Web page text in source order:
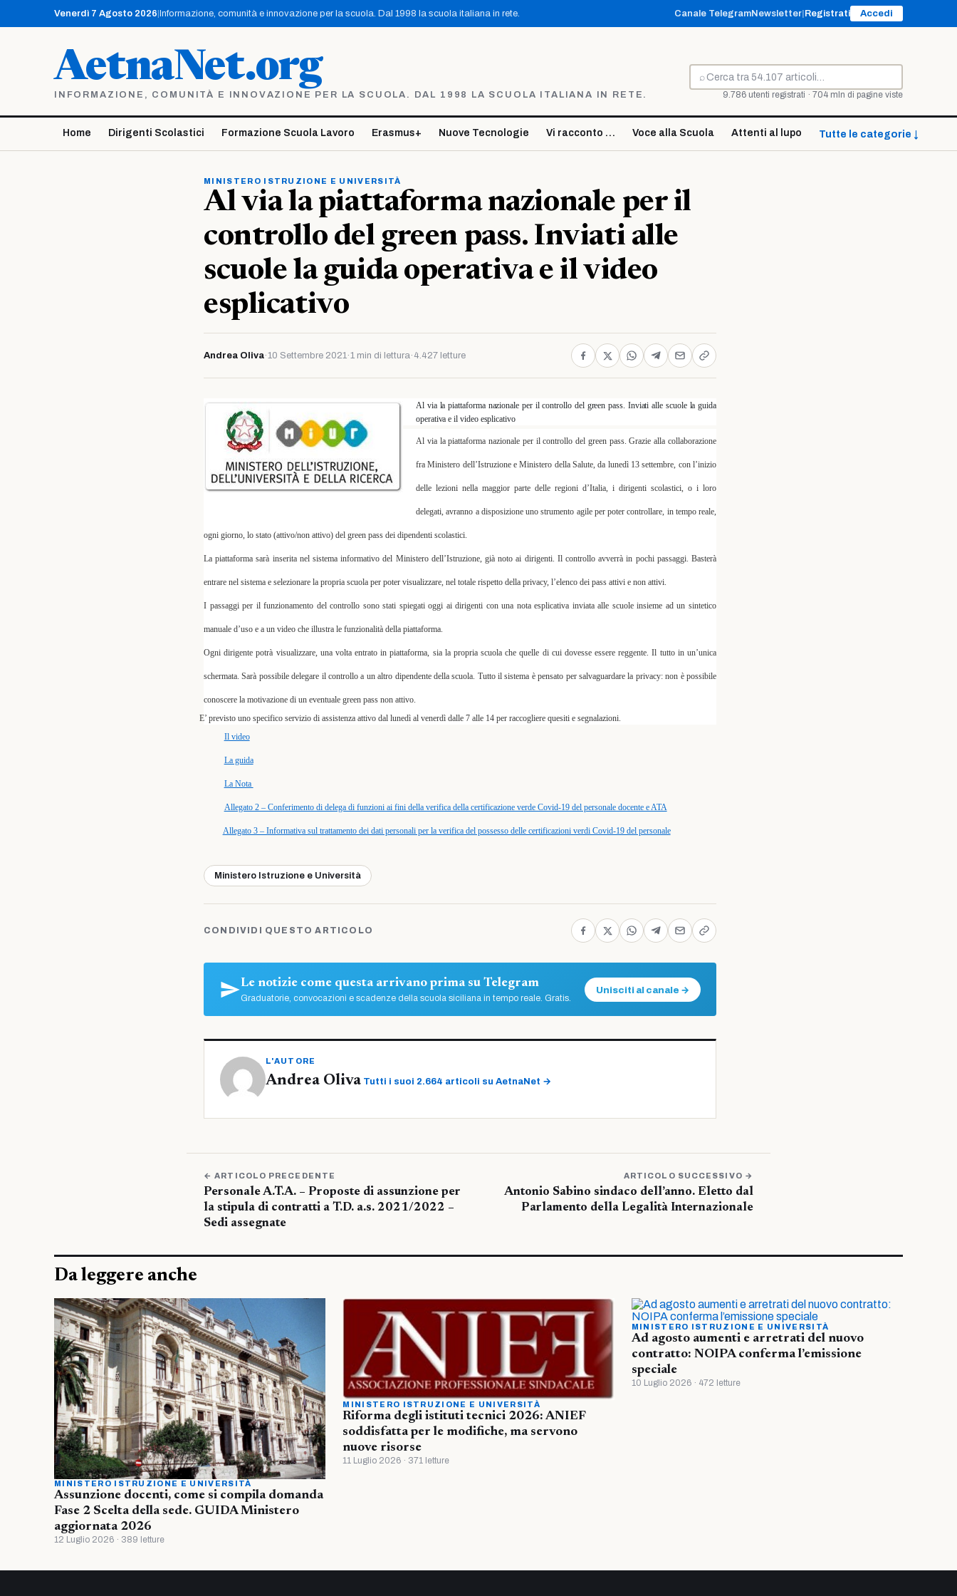
contenuto
Venerdì 7 Agosto 2026 Informazione, comunità e innovazione per la scuola. Dal 1998 la scuola italiana in rete. Canale TelegramNewsletter Registrati Accedi
AetnaNet.org
INFORMAZIONE, COMUNITÀ E INNOVAZIONE PER LA SCUOLA. DAL 1998 LA SCUOLA ITALIANA IN RETE.
⌕
Cerca
9.786 utenti registrati · 704 mln di pagine viste
Home Dirigenti Scolastici Formazione Scuola Lavoro Erasmus+ Nuove Tecnologie Vi racconto … Voce alla Scuola Attenti al lupo Tutte le categorie ↓
MINISTERO ISTRUZIONE E UNIVERSITÀ
Al via la piattaforma nazionale per il
controllo del green pass. Inviati alle
scuole la guida operativa e il video
esplicativo
Andrea Oliva·10 Settembre 2021·1 min di lettura· 4.427 letture
Al via la piattaforma nazionale per il controllo del green pass. Inviati alle scuole la guida
operativa e il video esplicativo
Al via lapiattaforma nazionale per il controllo del green pass. Grazie alla collaborazione
fra Ministero dell’Istruzione e Ministero della Salute, da lunedì 13 settembre, con l’inizio
delle lezioni nella maggior parte delle regioni d’Italia, i dirigenti scolastici, o i loro
delegati,avranno a disposizione uno strumento agile per poter controllare, in tempo reale,
ogni giorno, lo stato (attivo/non attivo) del green pass dei dipendenti scolastici.
La piattaforma sarà inserita nel sistema informativo del Ministero dell’Istruzione, già noto ai dirigenti. Il controllo avverrà in pochi passaggi. Basterà
entrare nel sistema e selezionare la propria scuola per poter visualizzare, nel totale rispetto della privacy, l’elenco dei pass attivi e non attivi.
I passaggi per il funzionamento del controllo sono stati spiegati oggi ai dirigenti con una nota esplicativa inviata alle scuoleinsieme ad unsintetico
manuale d’uso e a un video che illustra le funzionalità della piattaforma.
Ogni dirigente potrà visualizzare, una volta entrato in piattaforma, sia la propria scuola che quelle di cui dovesse essere reggente. Il tutto in un’unica
schermata. Sarà possibile delegare il controllo a un altro dipendente della scuola. Tutto il sistema è pensato per salvaguardare la privacy: non è possibile
conoscere la motivazione di un eventuale green pass non attivo.
E’ previsto uno specifico servizio di assistenza attivo dal lunedì al venerdì dalle 7 alle 14 per raccogliere quesiti e segnalazioni.
Il video
La guida
La Nota
Allegato 2 – Conferimento di delega di funzioni ai fini della verifica della certificazione verde Covid-19 del personale docente e ATA
Allegato 3 – Informativa sul trattamento dei dati personali per la verifica del possesso delle certificazioni verdi Covid-19 del personale
Ministero Istruzione e Università
CONDIVIDI QUESTO ARTICOLO
Le notizie come questa arrivano prima su Telegram
Graduatorie, convocazioni e scadenze della scuola siciliana in tempo reale. Gratis.
Unisciti al canale →
L'AUTORE
Andrea Oliva Tutti i suoi 2.664 articoli su AetnaNet →
← ARTICOLO PRECEDENTE
Personale A.T.A. – Proposte di assunzione per
la stipula di contratti a T.D. a.s. 2021/2022 –
Sedi assegnate
ARTICOLO SUCCESSIVO →
Antonio Sabino sindaco dell’anno. Eletto dal
Parlamento della Legalità Internazionale
Da leggere anche
MINISTERO ISTRUZIONE E UNIVERSITÀ
Assunzione docenti, come si compila domanda
Fase 2 Scelta della sede. GUIDA Ministero
aggiornata 2026
12 Luglio 2026 · 389 letture
MINISTERO ISTRUZIONE E UNIVERSITÀ
Riforma degli istituti tecnici 2026: ANIEF
soddisfatta per le modifiche, ma servono
nuove risorse
11 Luglio 2026 · 371 letture
MINISTERO ISTRUZIONE E UNIVERSITÀ
Ad agosto aumenti e arretrati del nuovo
contratto: NOIPA conferma l’emissione
speciale
10 Luglio 2026 · 472 letture